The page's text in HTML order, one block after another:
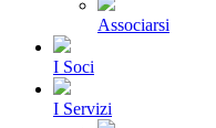
Associarsi
I Soci
I Servizi